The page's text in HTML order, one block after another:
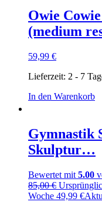
Owie
(medium
59,99 €
Lieferzeit: 2 - 7
In den Warenkorb
Gymnastik
Skulptur…
Bewertet mit 5.00
85,00€
Woche 49,99 €